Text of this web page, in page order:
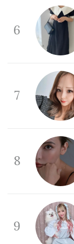
6
7
8
9